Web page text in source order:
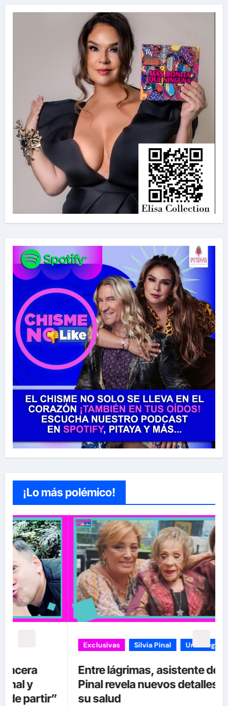
¡Lo más polémico!
Silvia Pinal Uncategorized
Entre lágrimas, asistente de Silvia
Pinal revela nuevos detalles sobre
su salud